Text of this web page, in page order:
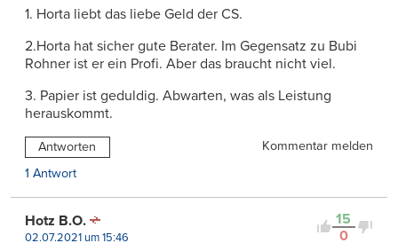
1. Horta liebt das liebe Geld der CS.
2.Horta hat sicher gute Berater. Im Gegensatz zu Bubi
Rohner ist er ein Profi. Aber das braucht nicht viel.
3. Papier ist geduldig. Abwarten, was als Leistung
herauskommt.
Antworten
Kommentar melden
1 Antwort
15
0
Hotz B.O.
02.07.2021 um 15:46